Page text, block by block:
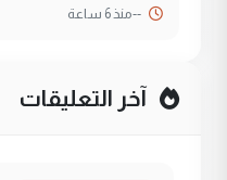
--منذ 6 ساعة
آخر التعليقات